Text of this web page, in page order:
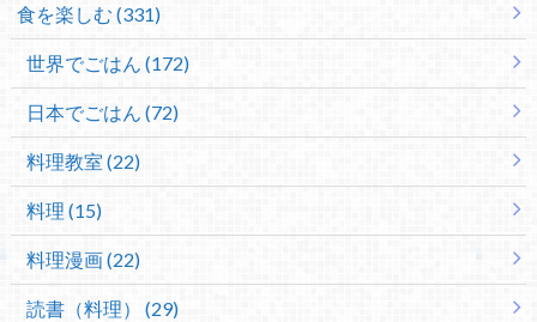
食を楽しむ (331)
世界でごはん (172)
日本でごはん (72)
料理教室 (22)
料理 (15)
料理漫画 (22)
読書（料理） (29)